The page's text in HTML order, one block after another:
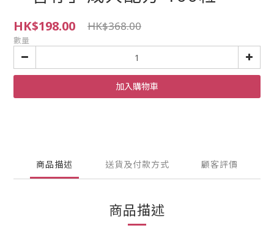
HK$198.00 HK$368.00
數量
加入購物車
商品描述 送貨及付款方式 顧客評價
商品描述